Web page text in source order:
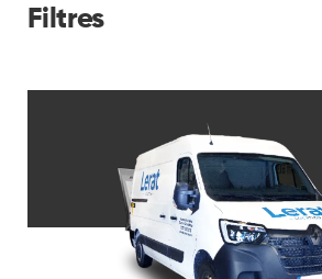
Filtres
Par agence Lerat
Dimensions